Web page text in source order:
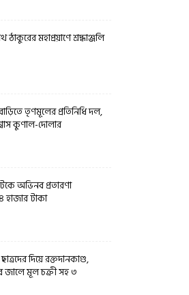
মহাপ্রয়াণে শ্রদ্ধাঞ্জলি
তৃণমূলের প্রতিনিধি দল,
কুণাল-দোলার
অভিনব প্রতারণা
হাজার টাকা
দিয়ে রক্তদানকাণ্ড,
জালে মূল চক্রী সহ ৩